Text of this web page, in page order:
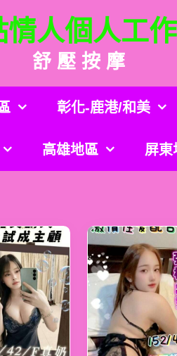
情人個人工
舒 壓 按 摩
彰化-鹿港/和美
高雄地區 屏東